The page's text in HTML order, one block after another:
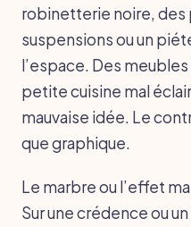
robinetterie noire, des
suspensions ou un
l’espace. Des
petite cuisine mal
mauvaise idée. Le
que graphique.
Le marbre ou l’effet
Sur une crédence ou